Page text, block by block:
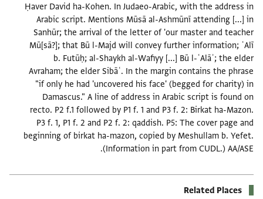
Ḥaver David ha-Kohen. In Judaeo-Arabic, with the address in
Arabic script. Mentions Mūsā al-Ashmūnī attending [...] in
Sanhūr; the arrival of the letter of 'our master and teacher
Mū[sā?]; that Bū l-Majd will convey further information; ʿAlī
b. Futūḥ; al-Shaykh al-Wafiyy [...] Bū l-ʿAlāʾ; the elder
Avraham; the elder Sibāʿ. In the margin contains the phrase
"if only he had 'uncovered his face' (begged for charity) in
Damascus." A line of address in Arabic script is found on
recto. P2 f.1 followed by P1 f. 1 and P3 f. 2: Birkat ha-Mazon.
P3 f. 1, P1 f. 2 and P2 f. 2: qaddish. P5: The cover page and
beginning of birkat ha-mazon, copied by Meshullam b. Yefet.
(Information in part from CUDL.) AA/ASE.
Related Places